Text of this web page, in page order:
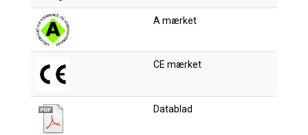
A mærket
CE mærket
Datablad